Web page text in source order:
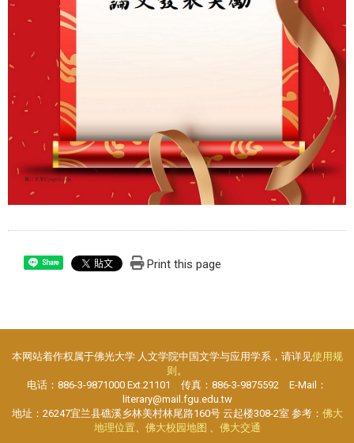
Share Print this page
本网站着作权属于佛光大学 人文学院中国文学与应用学系，请详见使用规
则 。
电话：886-3-9871000 Ext.21101 传真：886-3-9875592 E-Mail：
literary@mail.fgu.edu.tw
地址：26247宜兰县礁溪乡林美村林尾路160号 云起楼308-2室 参考： 佛大
地理位置
佛大校园地图 佛大交通